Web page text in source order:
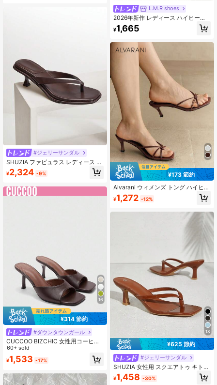
#ジェリーサンダル
SHUZIA ファビュラス レディース チ
ョコレート フェイクPUトングサンダ
ル 低ヒール、スクエアトゥ春夏シッ
デー 夏靴
¥2,324 -9%
16
¥314 節約
#ダウンタウンガール
CUCCOO BIZCHIC 女性用コーヒー
カラー スクエアトゥ 細いハイヒール
ストラップ カジュアル 多用途 ハイ
ヒールサンダル、デート、パーティ
クシーなデザイン
60+ sold
¥1,533 -17%
L.M.R shoes
2026年新作 レディース ハイヒール
サンダル、スエード トゥリング スラ
イド、スティレット アウトドアスリ
ダル、夏靴
¥1,665
¥173 節約
Alvarani ウィメンズ トング ハイヒー
ルサンダル、ファッション オープン
トゥ フリップフロップ ドレス用、夏
¥1,272 -12%
18
¥625 節約
#ジェリーサンダル
SHUZIA 女性用 スクエアトゥ キトゥ
ンヒール ストラップトング グロスパ
テント ブラウンサンダル - スタイリ
¥1,458 -30%